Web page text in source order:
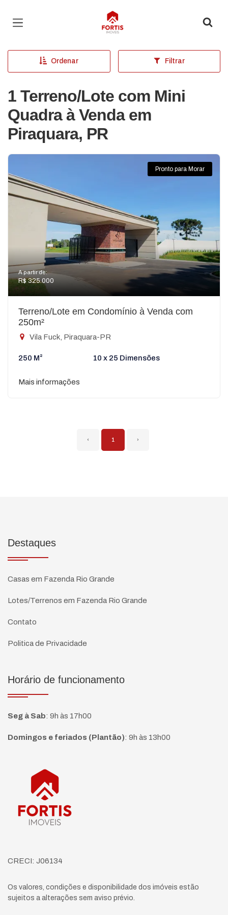
Página inicial
Ordenar Filtrar
1 Terreno/Lote com Mini
Quadra à Venda em
Piraquara, PR
Pronto para Morar
A partir de:
R$ 325.000
Terreno/Lote em Condomínio à Venda com
250m²
Vila Fuck, Piraquara-PR
250 M² 10 x 25 Dimensões
Mais informações
‹ 1 ›
Destaques
Casas em Fazenda Rio Grande
Lotes/Terrenos em Fazenda Rio Grande
Contato
Politica de Privacidade
Horário de funcionamento
Seg à Sab: 9h às 17h00
Domingos e feriados (Plantão): 9h às 13h00
Página inicial
CRECI: J06134
Os valores, condições e disponibilidade dos imóveis estão
sujeitos a alterações sem aviso prévio.